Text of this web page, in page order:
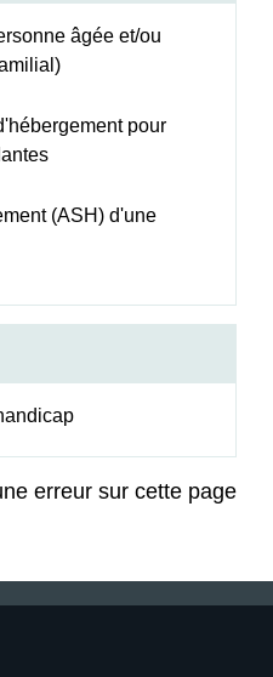
âgée et/ou
pour
(ASH) d'une
erreur sur cette page